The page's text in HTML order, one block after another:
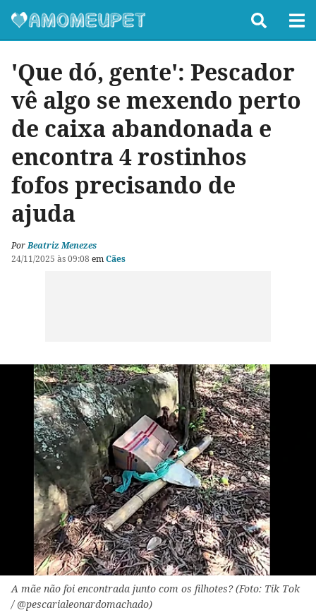
'Que dó, gente': Pescador
vê algo se mexendo perto
de caixa abandonada e
encontra 4 rostinhos
fofos precisando de
ajuda
PorBeatriz Menezes
24/11/2025 às 09:08 emCães
A mãe não foi encontrada junto com os filhotes? (Foto: Tik Tok
/ @pescarialeonardomachado)